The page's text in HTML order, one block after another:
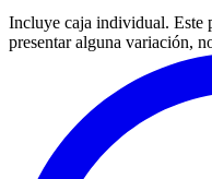
Incluye caja individual. Este
presentar alguna variación,